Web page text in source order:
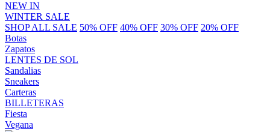
NEW IN
WINTER SALE
SHOP ALL SALE 50% OFF 40% OFF 30% OFF 20% OFF
Botas
Zapatos
LENTES DE SOL
Sandalias
Sneakers
Carteras
BILLETERAS
Fiesta
Vegana